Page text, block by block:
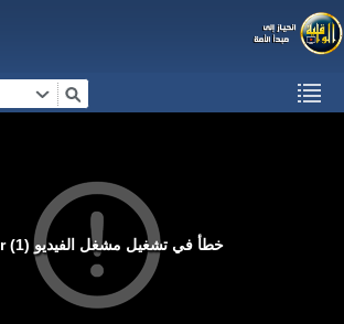
خطأ في تشغيل مشغل الفيديو (1) error